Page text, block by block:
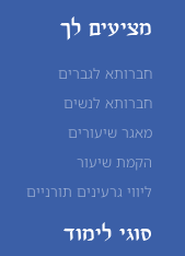
מציעים לך
חברותא לגברים
חברותא לנשים
מאגר שיעורים
הקמת שיעור
ליווי גרעינים תורניים
סוגי לימוד